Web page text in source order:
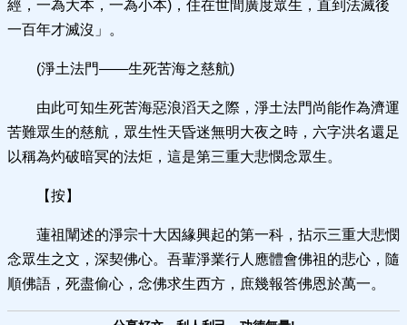
經，一為大本，一為小本)，住在世間廣度眾生，直到法滅後
一百年才滅沒」。
(淨土法門——生死苦海之慈航)
由此可知生死苦海惡浪滔天之際，淨土法門尚能作為濟運
苦難眾生的慈航，眾生性天昏迷無明大夜之時，六字洪名還足
以稱為灼破暗冥的法炬，這是第三重大悲憫念眾生。
【按】
蓮祖闡述的淨宗十大因緣興起的第一科，拈示三重大悲憫
念眾生之文，深契佛心。吾輩淨業行人應體會佛祖的悲心，隨
順佛語，死盡偷心，念佛求生西方，庶幾報答佛恩於萬一。